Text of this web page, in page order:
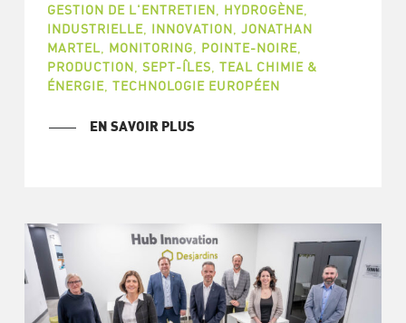
GESTION DE L'ENTRETIEN
HYDROGÈNE,
INDUSTRIELLE, INNOVATION JONATHAN
MARTEL
MONITORING POINTE-NOIRE,
PRODUCTION SEPT-ÎLES TEAL CHIMIE &
ÉNERGIE, TECHNOLOGIE EUROPÉEN
EN SAVOIR PLUS